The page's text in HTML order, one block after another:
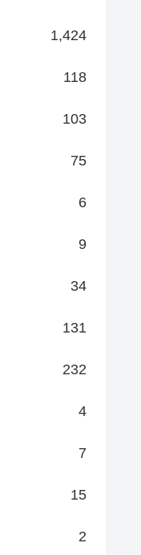
1,424
118
103
75
6
9
34
131
232
4
7
15
2